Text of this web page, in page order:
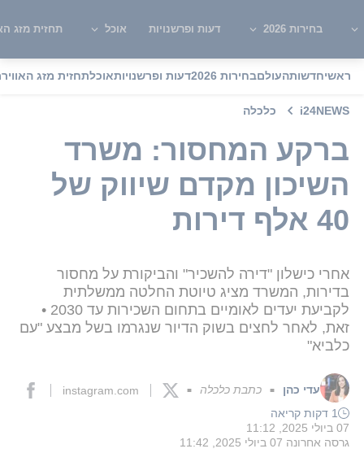
בחירות 2026 דעות ופרשנויות אוכל תחזית מזג
ראשיחדשותהעולםבחירות 2026 דעות ופרשנויותאוכלתחזית מזג האוויר
i24NEWS כלכלה
ברקע המחסור: משרד
השיכון מקדם שיווק של
40 אלף דירות
אחרי כישלון "דירה להשכיר" והביקורת על מחסור
בדירות, המשרד מציג טיוטת החלטה ממשלתית
לקביעת יעדים לאומיים בתחום השכירות עד 2030 •
זאת, לאחר לחצים בשוק הדיור שנגרמו בשל מבצע "עם
כלביא"
עדי כהן ■ כתבת כלכלה ■
instagram.com
1 דקות קריאה
07 ביולי 2025, 11:12
גרסה אחרונה 07 ביולי 2025, 11:42